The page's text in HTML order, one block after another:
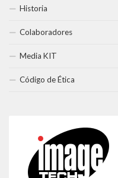
Historia
Colaboradores
Media KIT
Código de Ética